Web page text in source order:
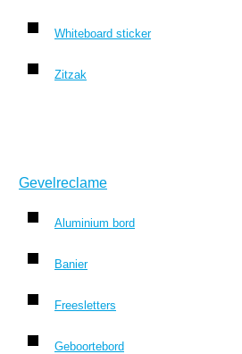
Whiteboard sticker
Zitzak
Gevelreclame
Aluminium bord
Banier
Freesletters
Geboortebord